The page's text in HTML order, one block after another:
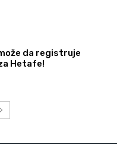
da registruje
Hetafe!